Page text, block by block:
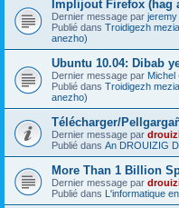
Implijout Firefox (hag
Dernier message par jeremy
Publié dans Troidigezh
anezho)
Ubuntu 10.04: Dibab
Dernier message par Michel
Publié dans Troidigezh
anezho)
Télécharger/
Dernier message par
Publié dans An DROUIZIG
More Than 1 Billion
Dernier message par
Publié dans L'informatique